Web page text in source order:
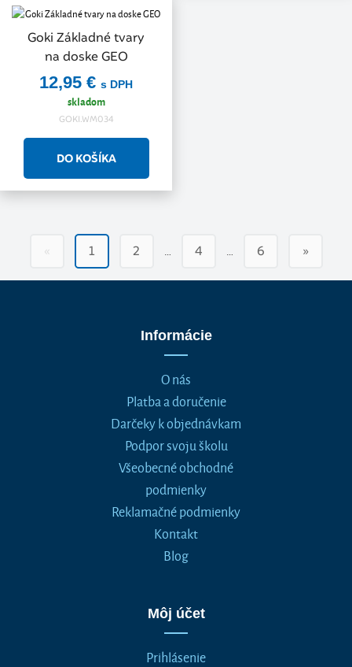
Goki Základné tvary
na doske GEO
12,95 € s DPH
skladom
GOKI.WM034
« 1 2 … 4 … 6 »
Informácie
O nás
Platba a doručenie
Darčeky k objednávkam
Podpor svoju školu
Všeobecné obchodné
podmienky
Reklamačné podmienky
Kontakt
Blog
Môj účet
Prihlásenie